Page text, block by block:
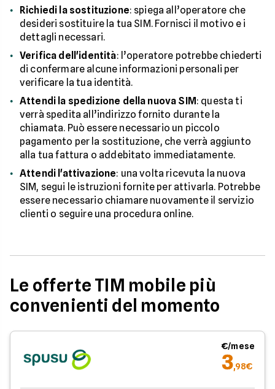
Richiedi la sostituzione: spiega all’operatore che
desideri sostituire la tua SIM. Fornisci il motivo e i
dettagli necessari.
Verifica dell'identità: l’operatore potrebbe chiederti
di confermare alcune informazioni personali per
verificare la tua identità.
Attendi la spedizione della nuova SIM: questa ti
verrà spedita all’indirizzo fornito durante la
chiamata. Può essere necessario un piccolo
pagamento per la sostituzione, che verrà aggiunto
alla tua fattura o addebitato immediatamente.
Attendi l'attivazione: una volta ricevuta la nuova
SIM, segui le istruzioni fornite per attivarla. Potrebbe
essere necessario chiamare nuovamente il servizio
clienti o seguire una procedura online.
Le offerte TIM mobile più
convenienti del momento
€/mese
3,98€